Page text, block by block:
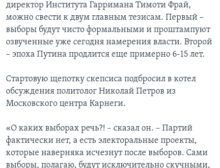
директор Института Гарримана Тимоти Фрай,
можно свести к двум главным тезисам. Первый –
выборы будут чисто формальными и проштампуют
озвученные уже сегодня намерения власти. Второй
– эпоха Путина продлится еще примерно 6-15 лет.
Стартовую щепотку скепсиса подбросил в котел
обсуждения политолог Николай Петров из
Московского центра Карнеги.
«О каких выборах речь?! – сказал он. – Партий
фактически нет, а есть электоральные проекты,
которые наверняка исчезнут после выборов. Сами
выборы, полагаю, будут исключительно скучными,